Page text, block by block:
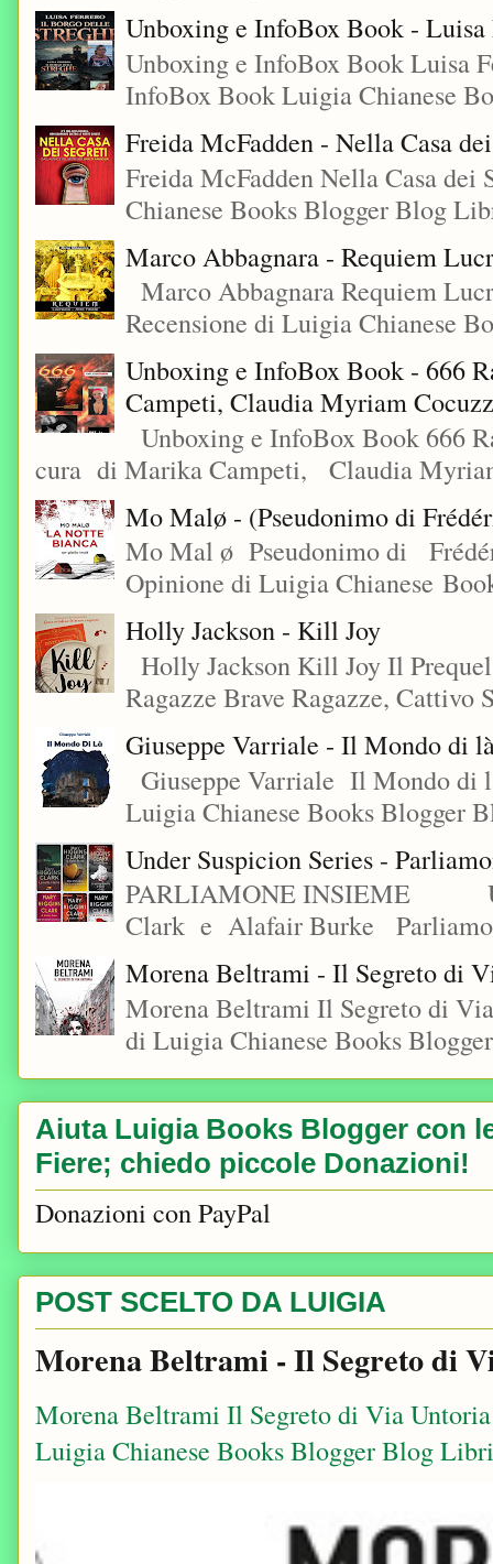
Unboxing e InfoBox Book -
Unboxing e InfoBox Book Luisa
InfoBox Book Luigia Chianese
Freida McFadden - Nella Casa
Freida McFadden Nella Casa
Chianese Books Blogger Blog
Marco Abbagnara - Requiem
Marco Abbagnara Requiem
Recensione di Luigia Chianese
Unboxing e InfoBox Book - 666
Campeti, Claudia Myriam
Unboxing e InfoBox Book 666
cura di Marika Campeti, Claudia
Mo Malø - (Pseudonimo di
Mo Mal ø Pseudonimo di
Opinione di Luigia Chianese
Holly Jackson - Kill Joy
Holly Jackson Kill Joy Il
Ragazze Brave Ragazze, Cattivo
Giuseppe Varriale - Il Mondo di
Giuseppe Varriale Il Mondo di
Luigia Chianese Books
Under Suspicion Series -
PARLIAMONE INSIEME
Clark e Alafair Burke
Morena Beltrami - Il Segreto di
Morena Beltrami Il Segreto di
di Luigia Chianese Books
Aiuta Luigia Books Blogger con
Fiere; chiedo piccole Donazioni!
Donazioni con PayPal
POST SCELTO DA LUIGIA
Morena Beltrami - Il Segreto di
Morena Beltrami Il Segreto di Via
Luigia Chianese Books Blogger Blog